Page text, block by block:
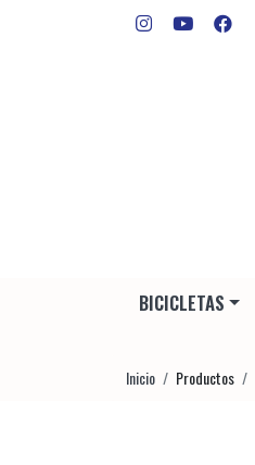
BICICLETAS
Inicio Productos